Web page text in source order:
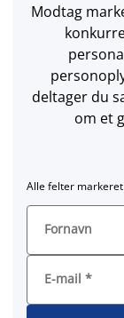
Modtag
deltager du
om et
Alle felter
Fornavn
E-mail *